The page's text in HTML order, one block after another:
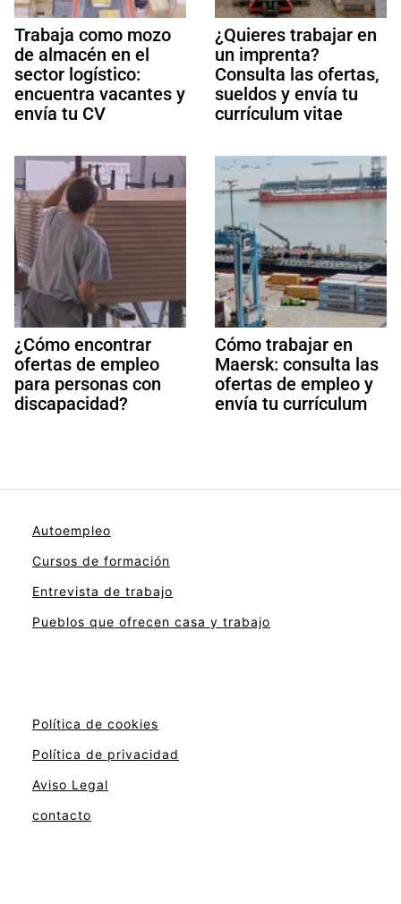
Trabaja como mozo
de almacén en el
sector logístico:
encuentra vacantes y
envía tu CV
¿Quieres trabajar en
un imprenta?
Consulta las ofertas,
sueldos y envía tu
currículum vitae
¿Cómo encontrar
ofertas de empleo
para personas con
discapacidad?
Cómo trabajar en
Maersk: consulta las
ofertas de empleo y
envía tu currículum
Autoempleo
Cursos de formación
Entrevista de trabajo
Pueblos que ofrecen casa y trabajo
Política de cookies
Política de privacidad
Aviso Legal
contacto